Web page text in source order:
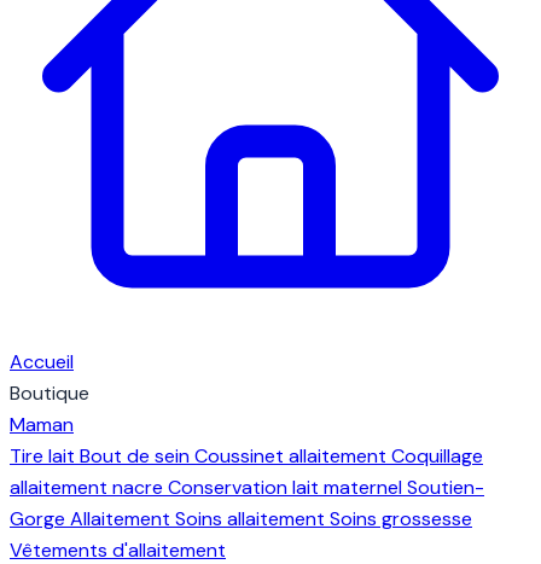
Accueil
Boutique
Maman
Tire lait Bout de seinCoussinet allaitement Coquillage
allaitement nacre Conservation lait maternelSoutien-
Gorge Allaitement Soins allaitement Soins grossesse
Vêtements d'allaitement